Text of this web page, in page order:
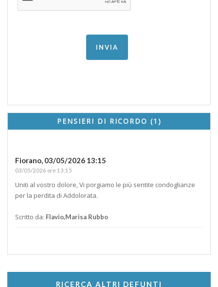
PENSIERI DI RICORDO (1)
Fiorano, 03/05/2026 13:15
03/05/2026 ore 13:15
Uniti al vostro dolore, Vi porgiamo le più sentite condoglianze
per la perdita di Addolorata.
Scritto da: Flavio,Marisa Rubbo
RICERCA ALTRI DEFUNTI